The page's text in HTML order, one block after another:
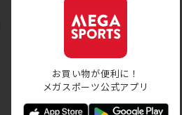
お買い物が便利に！
メガスポーツ公式アプリ